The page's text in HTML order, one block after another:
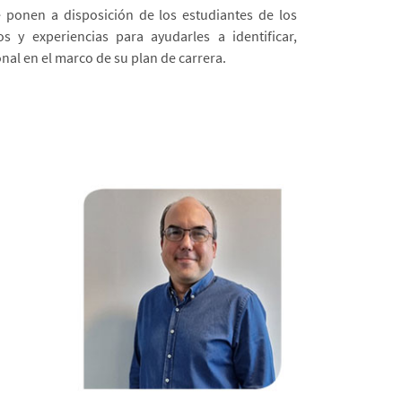
a disposición de los estudiantes de los
y experiencias para ayudarles a identificar,
en el marco de su plan de carrera.